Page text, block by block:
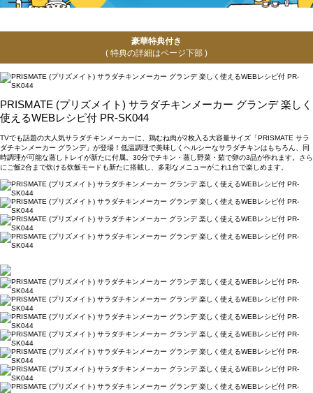
豪華特典付き
( 特典の詳細はページ下部 )
PRISMATE (プリズメイト) サラダチキンメーカー グランデ 楽しく
使えるWEBレシピ付 PR-SK044
TVでも話題の大人気サラダチキンメーカーに、鶏むね肉が2枚入る大容量サイズ「PRISMATE サラ
ダチキンメーカー グランデ」が登場！低温調理で美味しくヘルシーなサラダチキンはもちろん、同
時調理が可能な蒸しトレイが新たに付属。30分でチキン・蒸し野菜・茹で卵の3品が作れます。さら
にご飯2合まで炊ける炊飯モードも新たに搭載し、多彩なメニューがこれ1台で楽しめます。